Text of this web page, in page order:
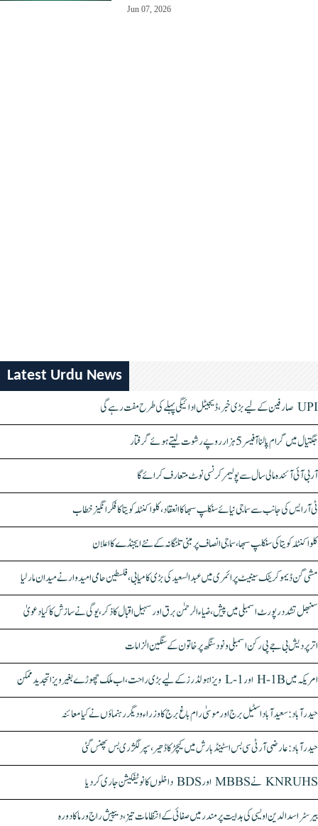
Jun 07, 2026
Latest Urdu News
UPI صارفین کے لیے بڑی خبر، ڈیجیٹل ادائیگی پہلے کی طرح مفت رہے گی
جگتیال میں گرام پالنا آفیسر 5 ہزار روپے رشوت لیتے ہوئے گرفتار
آر بی آئی آئندہ مالی سال سے پولیمر کرنسی نوٹ متعارف کرائے گا
ٹی آر ایس کی جانب سے سماجی نیائے سنکلپ سبھا کا انعقاد، کلواکنٹلہ کویتا کا فکر انگیز خطاب
کلواکنٹلہ کویتا کی سنکلپ سبھا، سماجی انصاف پر مبنی تلنگانہ کے نئے ایجنڈے کا اعلان
مشی گن ڈیموکریٹک سینیٹ پرائمری میں عبدالسعید کی بڑی کامیابی، فلسطین حامی امیدوار نے میدان مار لیا
سنبھل تشدد رپورٹ اسمبلی میں پیش، ضیاء الرحمٰن برق اور سہیل اقبال کا ذکر، یوگی نے سازش کا کیا دعویٰ
اتر پردیش بی جے پی رکن اسمبلی ونود سنگھ پر خاتون کے سنگین الزامات
امریکہ میں H-1B اور L-1 ویزا ہولڈرز کے لیے بڑی راحت، اب ملک چھوڑے بغیر ویزا تجدید ممکن
حیدرآباد: سعیدآباد اسٹیل برج اور موسیٰ رام باغ برج کا وزراء و دیگر رہنماؤں نے کیا معائنہ
حیدرآباد: عارضی آر ٹی سی بس اسٹینڈ بارش میں کیچڑ کا ڈھیر، سپر لگژری بس پھنس گئی
KNRUHS نے MBBS اور BDS داخلوں کا نوٹیفکیشن جاری کر دیا
بیرسٹر اسدالدین اویسی کی ہدایت پر مندر میں صفائی کے انتظامات تیز، دیپیش راج ورما کا دورہ